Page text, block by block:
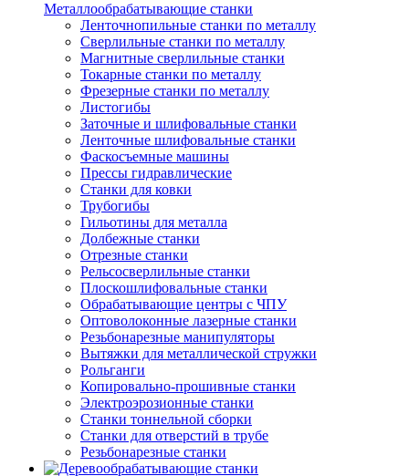
Металлообрабатывающие станки
Ленточнопильные станки по металлу
Сверлильные станки по металлу
Магнитные сверлильные станки
Токарные станки по металлу
Фрезерные станки по металлу
Листогибы
Заточные и шлифовальные станки
Ленточные шлифовальные станки
Фаскосъемные машины
Прессы гидравлические
Станки для ковки
Трубогибы
Гильотины для металла
Долбежные станки
Отрезные станки
Рельсосверлильные станки
Плоскошлифовальные станки
Обрабатывающие центры с ЧПУ
Оптоволоконные лазерные станки
Резьбонарезные манипуляторы
Вытяжки для металлической стружки
Рольганги
Копировально-прошивные станки
Электроэрозионные станки
Станки тоннельной сборки
Станки для отверстий в трубе
Резьбонарезные станки